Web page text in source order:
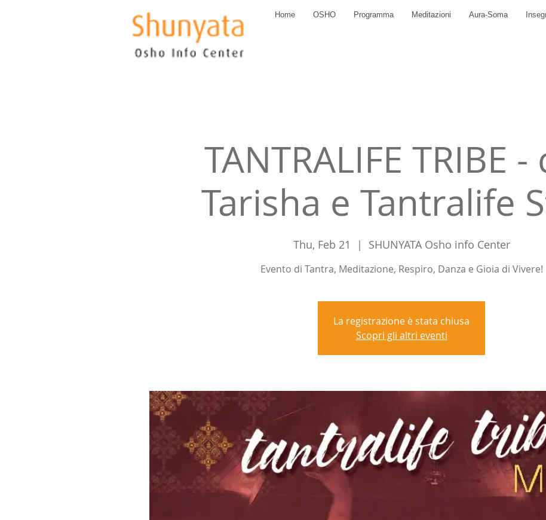
Home OSHO Programma Meditazioni Aura-Soma
TANTRALIFE TRIBE -
Tarisha e Tantralife
Thu, Feb 21
  |
SHUNYATA Osho info Center
La registrazione è stata chiusa
Scopri gli altri eventi